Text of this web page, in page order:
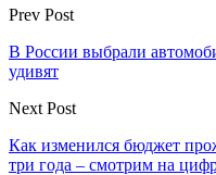
Prev Post
В России выбрали
удивят
Next Post
Как изменился бюджет
три года – смотрим на